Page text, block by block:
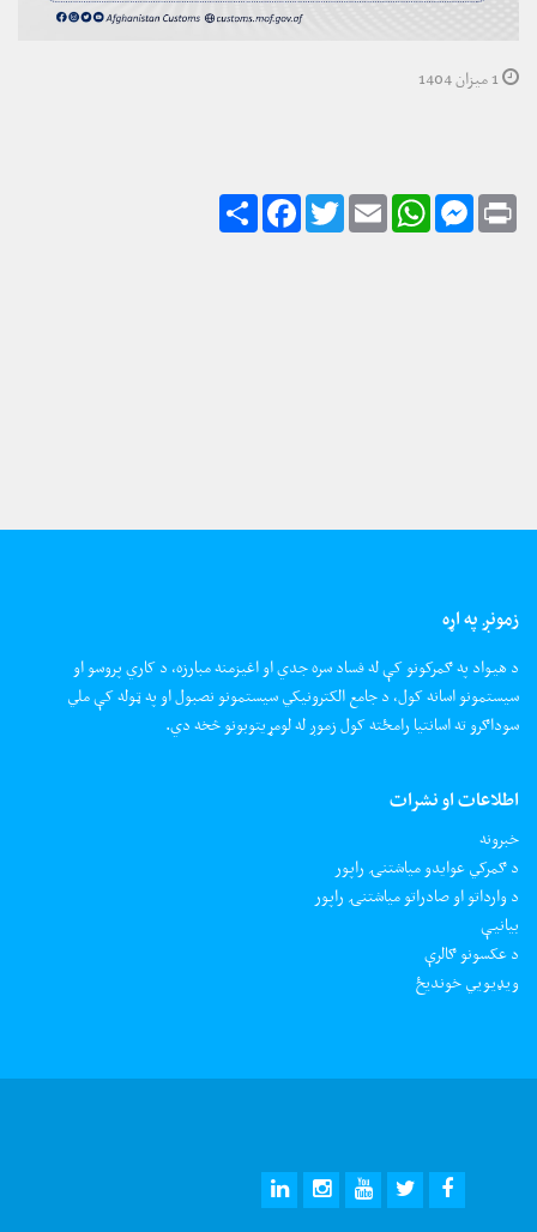
زمونږ په اړه
د هیواد په ګمرکونو کې له فساد سره جدي او اغیزمنه مبارزه، د کاري پروسو او
سیستمونو اسانه کول، د جامع الکترونیکي سیستمونو نصبول او په ټوله کې ملي
سوداګرو ته اسانتیا رامځته کول زموږ له لومړیتوبونو څخه دي.
اطلاعات او نشرات
خبرونه
د ګمرکي عوایدو میاشتنۍ راپور
د وارداتو او صادراتو میاشتنۍ راپور
بیانیې
د عکسونو ګالرې
ويډيويي خونديځ